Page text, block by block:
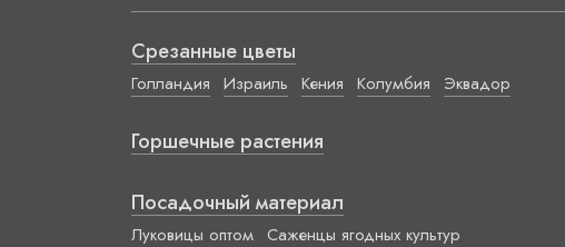
Срезанные цветы
Голландия Израиль Кения Колумбия Эквадор
Горшечные растения
Посадочный материал
Луковицы оптом Саженцы ягодных культур